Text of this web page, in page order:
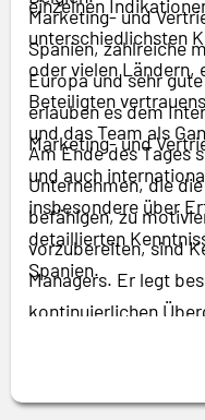
Marketing- und
Spanien, zahlreiche
Europa und sehr
erlauben es dem
Marketing- und
und auch
insbesondere über
detaillierten
Spanien.
einzelnen
unterschiedlichsten
oder vielen Ländern,
Beteiligten
und das Team als
Am Ende des Tages
Unternehmen, die
befähigen, zu
vorzubereiten, sind
Managers. Er legt
kontinuierlichen
Einsatz zu
mit Teams und